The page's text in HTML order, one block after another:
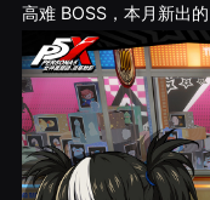
高难 BOSS，本月新出